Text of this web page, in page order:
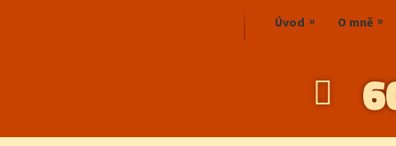
Úvod O mně